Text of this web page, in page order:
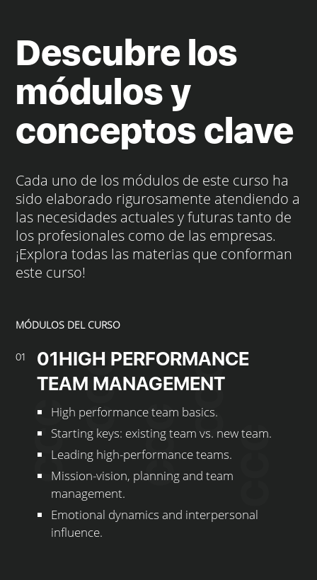
Descubre los
módulos y
conceptos clave
Cada uno de los módulos de este curso ha
sido elaborado rigurosamente atendiendo a
las necesidades actuales y futuras tanto de
los profesionales como de las empresas.
¡Explora todas las materias que conforman
este curso!
MÓDULOS DEL CURSO
01
01HIGH PERFORMANCE
TEAM MANAGEMENT
High performance team basics.
Starting keys: existing team vs. new team.
Leading high-performance teams.
Mission-vision, planning and team
management.
Emotional dynamics and interpersonal
influence.